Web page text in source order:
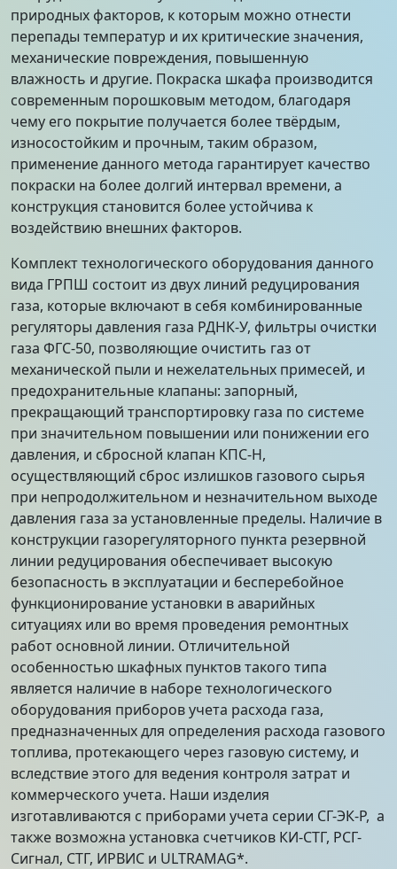
природных факторов, к которым можно отнести
перепады температур и их критические значения,
механические повреждения, повышенную
влажность и другие. Покраска шкафа производится
современным порошковым методом, благодаря
чему его покрытие получается более твёрдым,
износостойким и прочным, таким образом,
применение данного метода гарантирует качество
покраски на более долгий интервал времени, а
конструкция становится более устойчива к
воздействию внешних факторов.
Комплект технологического оборудования данного
вида ГРПШ состоит из двух линий редуцирования
газа, которые включают в себя комбинированные
регуляторы давления газа РДНК-У, фильтры очистки
газа ФГС-50, позволяющие очистить газ от
механической пыли и нежелательных примесей, и
предохранительные клапаны: запорный,
прекращающий транспортировку газа по системе
при значительном повышении или понижении его
давления, и сбросной клапан КПС-Н,
осуществляющий сброс излишков газового сырья
при непродолжительном и незначительном выходе
давления газа за установленные пределы. Наличие в
конструкции газорегуляторного пункта резервной
линии редуцирования обеспечивает высокую
безопасность в эксплуатации и бесперебойное
функционирование установки в аварийных
ситуациях или во время проведения ремонтных
работ основной линии. Отличительной
особенностью шкафных пунктов такого типа
является наличие в наборе технологического
оборудования приборов учета расхода газа,
предназначенных для определения расхода газового
топлива, протекающего через газовую систему, и
вследствие этого для ведения контроля затрат и
коммерческого учета. Наши изделия
изготавливаются с приборами учета серии СГ-ЭК-Р, а
также возможна установка счетчиков КИ-СТГ, РСГ-
Сигнал, СТГ, ИРВИС и ULTRAMAG*.